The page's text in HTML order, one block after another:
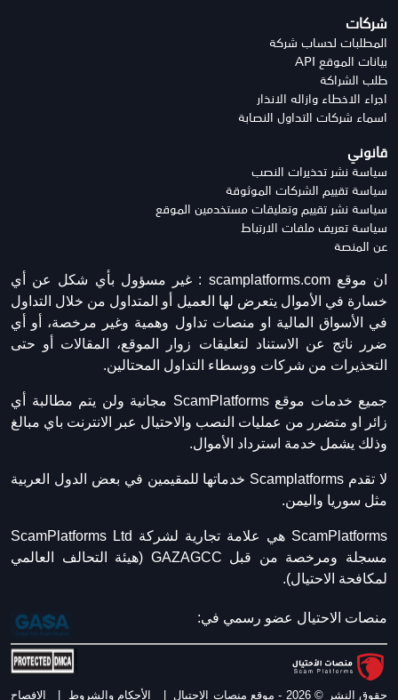
شركات
المطلبات لحساب شركة
بيانات الموقع API
طلب الشراكة
اجراء الاخطاء وازاله الانذار
اسماء شركات التداول النصابة
قانوني
سياسة نشر تحذيرات النصب
سياسة تقييم الشركات الموثوقة
سياسة نشر تقييم وتعليقات مستخدمين الموقع
سياسة تعريف ملفات الارتباط
عن المنصة
ان موقع scamplatforms.com :
غير مسؤول بأي شكل عن أي
خسارة في الأموال يتعرض لها العميل أو المتداول من خلال التداول
في الأسواق المالية او منصات تداول وهمية وغير مرخصة، أو أي
ضرر ناتج عن الاستناد لتعليقات زوار الموقع، المقالات أو حتى
التحذيرات من شركات ووسطاء التداول المحتالين.
جميع خدمات موقع ScamPlatforms مجانية ولن يتم مطالبة أي
زائر او متضرر من عمليات النصب والاحتيال عبر الانترنت باي مبالغ
وذلك يشمل خدمة استرداد الأموال.
لا تقدم Scamplatforms خدماتها للمقيمين في بعض الدول العربية
مثل سوريا واليمن.
ScamPlatforms هي علامة تجارية لشركة ScamPlatforms Ltd
مسجلة ومرخصة من قبل GAZAGCC (هيئة التحالف العالمي
لمكافحة الاحتيال).
منصات الاحتيال عضو رسمي في:
حقوق النشر © 2026 - موقع منصات الاحتيال الأحكام والشروط الافصاح